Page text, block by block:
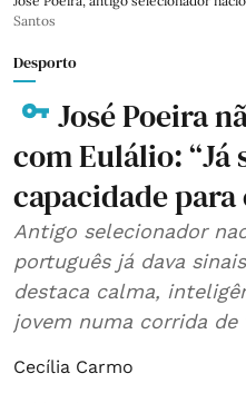
Santos
Desporto
José Poeira
com Eulálio: “Já
capacidade para
Antigo selecionador
português já dava
destaca calma,
jovem numa corrida de
Cecília Carmo